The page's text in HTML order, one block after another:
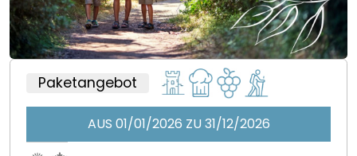
Paketangebot
AUS 01/01/2026 ZU 31/12/2026